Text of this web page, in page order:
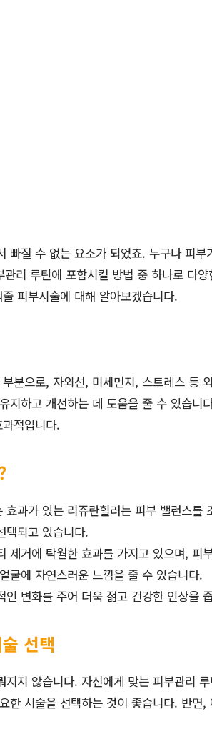
빠질 수 없는 요소가 되었죠. 누구나 피
리 루틴에 포함시킬 방법 중 하나로 다
피부시술에 대해 알아보겠습니다.
분으로, 자외선, 미세먼지, 스트레스 등
지하고 개선하는 데 도움을 줄 수 있습니
적입니다.
효과가 있는 리쥬란힐러는 피부 밸런스를
택되고 있습니다.
제거에 탁월한 효과를 가지고 있으며, 피
굴에 자연스러운 느낌을 줄 수 있습니다.
인 변화를 주어 더욱 젊고 건강한 인상을
선택
지지 않습니다. 자신에게 맞는 피부관리
한 시술을 선택하는 것이 좋습니다. 반면